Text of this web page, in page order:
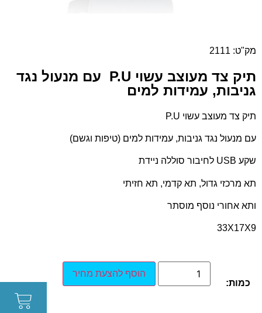
מק"ט: 2111
תיק צד מעוצב עשוי P.U עם מנעול נגד
גניבות, עמידות למים
תיק צד מעוצב עשוי P.U
עם מנעול נגד גניבות, עמידות למים (טיפות וגשם)
שקע USB לחיבור סוללה ניידת
תא מרכזי גדול, תא קדמי, תא חזיתי
ותא אחורי נוסף מוסתר
33X17X9
כמות:
הוסף להצעת מחיר